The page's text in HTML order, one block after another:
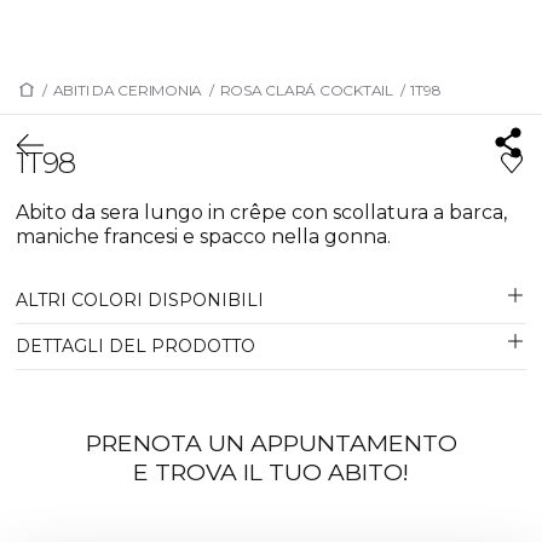
/ ABITI DA CERIMONIA / ROSA CLARÁ COCKTAIL / 1T98
1T98
Abito da sera lungo in crêpe con scollatura a barca,
maniche francesi e spacco nella gonna.
ALTRI COLORI DISPONIBILI
DETTAGLI DEL PRODOTTO
PRENOTA UN APPUNTAMENTO
E TROVA IL TUO ABITO!